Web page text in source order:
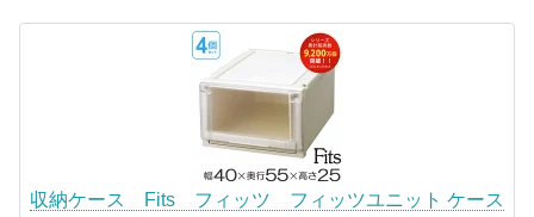
収納ケース Fits フィッツ フィッツユニット ケース